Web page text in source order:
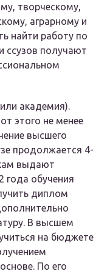
творческому,
аграрному и
найти работу по
ссузов получают
академия).
этого не менее
высшего
продолжается 4-
выдают
года обучения
диплом
В высшем
на бюджете
По его